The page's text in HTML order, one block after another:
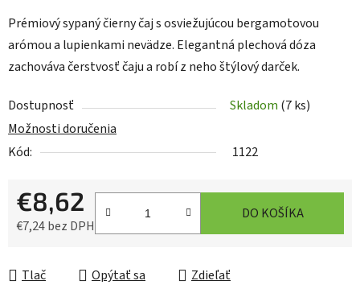
Prémiový sypaný čierny čaj s osviežujúcou bergamotovou
arómou a lupienkami nevädze. Elegantná plechová dóza
zachováva čerstvosť čaju a robí z neho štýlový darček.
Dostupnosť Skladom (7 ks)
Možnosti doručenia
Kód:
1122
€8,62
€7,24 bez DPH
DO KOŠÍKA
Tlač Opýtať sa Zdieľať